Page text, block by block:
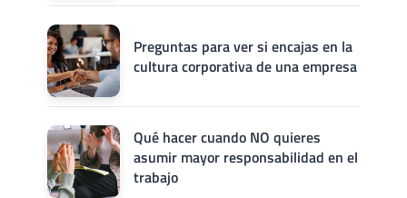
Preguntas para ver si encajas en la
cultura corporativa de una empresa
Qué hacer cuando NO quieres
asumir mayor responsabilidad en el
trabajo